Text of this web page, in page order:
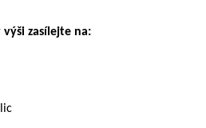
zasílejte na: